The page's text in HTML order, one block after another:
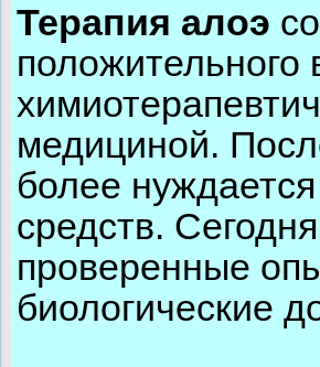
Терапия алоэ
положительного
медициной.
более
средств.
проверенные
биологические